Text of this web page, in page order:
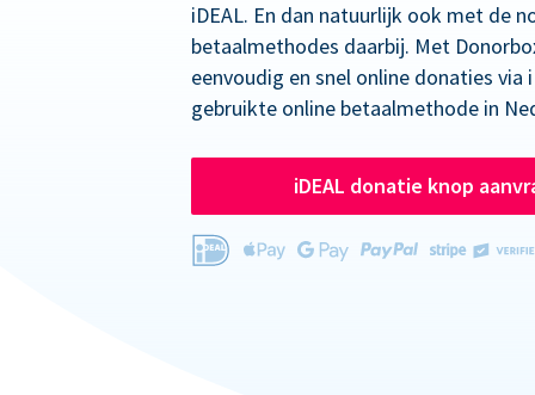
iDEAL. En dan natuurlijk ook met de
betaalmethodes daarbij. Met
eenvoudig en snel online donaties via
gebruikte online betaalmethode in
iDEAL donatie knop